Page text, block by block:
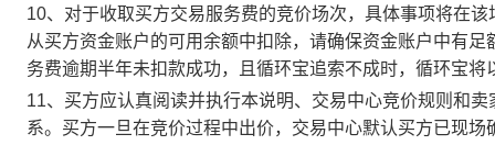
10、对于收取买方交易服务费的竞价场次，具体事项将在
从买方资金账户的可用余额中扣除，请确保资金账户中有
务费逾期半年未扣款成功，且循环宝追索不成时，循环宝将
11、买方应认真阅读并执行本说明、交易中心竞价规则和
系。买方一旦在竞价过程中出价，交易中心默认买方已现